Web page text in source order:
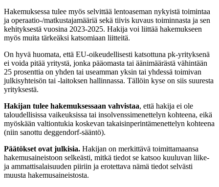
Hakemuksessa tulee myös selvittää lentoaseman nykyistä toimintaa
ja operaatio-/matkustajamääriä sekä tiivis kuvaus toiminnasta ja sen
kehityksestä vuosina 2023-2025. Hakija voi liittää hakemukseen
myös muita tärkeäksi katsomiaan liitteitä.
On hyvä huomata, että EU-oikeudellisesti katsottuna pk-yrityksenä
ei voida pitää yritystä, jonka pääomasta tai äänimäärästä vähintään
25 prosenttia on yhden tai useamman yksin tai yhdessä toimivan
julkisyhteisön tai -laitoksen hallinnassa. Tällöin kyse on siis suuresta
yrityksestä.
Hakijan tulee hakemuksessaan vahvistaa, että hakija ei ole
taloudellisissa vaikeuksissa tai insolvenssimenettelyn kohteena, eikä
myöskään valtiontukia koskevan takaisinperintämenettelyn kohteena
(niin sanottu deggendorf-sääntö).
Päätökset ovat julkisia. Hakijan on merkittävä toimittamaansa
hakemusaineistoon selkeästi, mitkä tiedot se katsoo kuuluvan liike-
ja ammattisalaisuuden piiriin ja erotettava nämä tiedot selvästi
muusta hakemusaineistosta.